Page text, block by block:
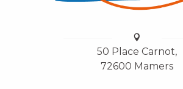
50 Place Carnot,
72600 Mamers